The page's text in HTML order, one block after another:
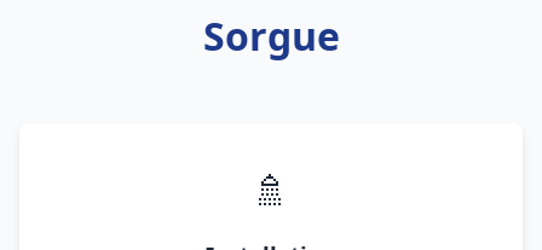
Sorgue
🚿